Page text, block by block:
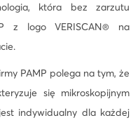
która bez zarzutu
z logo VERISCAN® na
PAMP polega na tym, że
się mikroskopijnym
indywidualny dla każdej